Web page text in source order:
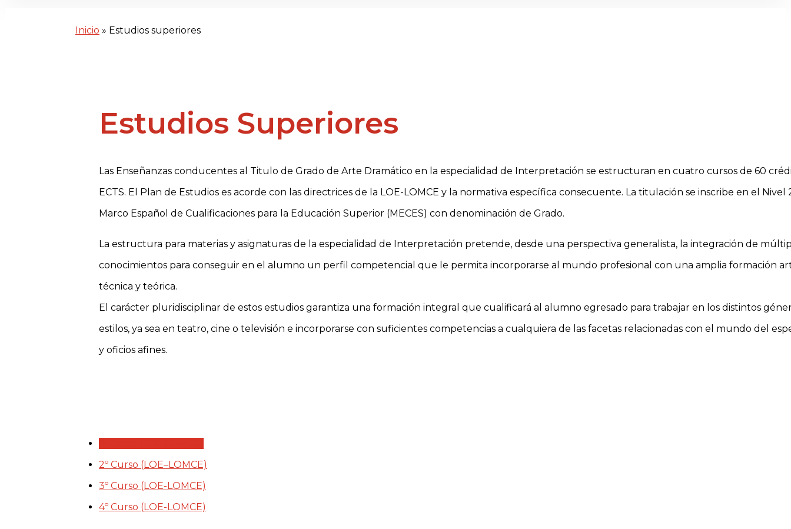
Inicio » Estudios superiores
Estudios Superiores
Las Enseñanzas conducentes al Titulo de Grado de Arte Dramático en la especialidad de Interpretación se estructuran en cuatro cursos de 60
ECTS. El Plan de Estudios es acorde con las directrices de la LOE-LOMCE y la normativa específica consecuente. La titulación se inscribe en el Nivel
Marco Español de Cualificaciones para la Educación Superior (MECES) con denominación de Grado.
La estructura para materias y asignaturas de la especialidad de Interpretación pretende, desde una perspectiva generalista, la integración de
conocimientos para conseguir en el alumno un perfil competencial que le permita incorporarse al mundo profesional con una amplia formación
técnica y teórica.
El carácter pluridisciplinar de estos estudios garantiza una formación integral que cualificará al alumno egresado para trabajar en los distintos
estilos, ya sea en teatro, cine o televisión e incorporarse con suficientes competencias a cualquiera de las facetas relacionadas con el mundo del
y oficios afines.
2º Curso (LOE–LOMCE)
3º Curso (LOE-LOMCE)
4º Curso (LOE-LOMCE)